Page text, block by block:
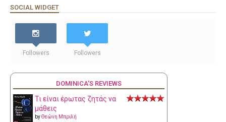
SOCIAL WIDGET
Followers Followers
DOMINICA'S REVIEWS
Τι είναι έρωτας ζητάς να
μάθεις
byΘεώνη Μπριλή